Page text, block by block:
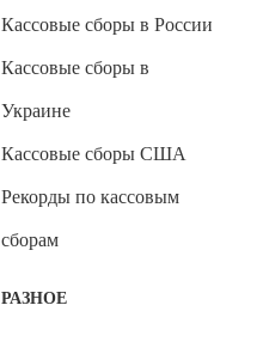
Кассовые сборы в России
Кассовые сборы в
Украине
Кассовые сборы США
Рекорды по кассовым
сборам
РАЗНОЕ